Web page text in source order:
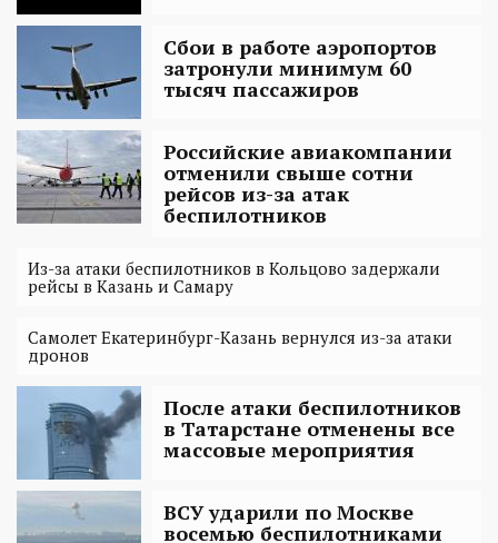
Сбои в работе аэропортов
затронули минимум 60
тысяч пассажиров
Российские авиакомпании
отменили свыше сотни
рейсов из-за атак
беспилотников
Из-за атаки беспилотников в Кольцово задержали
рейсы в Казань и Самару
Самолет Екатеринбург-Казань вернулся из-за атаки
дронов
После атаки беспилотников
в Татарстане отменены все
массовые мероприятия
ВСУ ударили по Москве
восемью беспилотниками